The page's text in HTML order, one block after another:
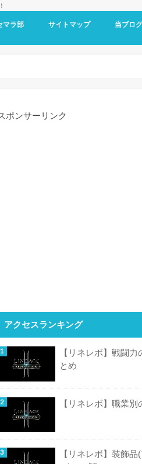
マラ部 サイトマップ 当ブロ
お問い合
ポンサーリンク
アクセスランキング
【リネレボ】戦闘力
とめ
【リネレボ】職業別
【リネレボ】装飾品